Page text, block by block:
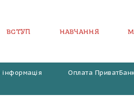
ВСТУП НАВЧАННЯ
Оплата